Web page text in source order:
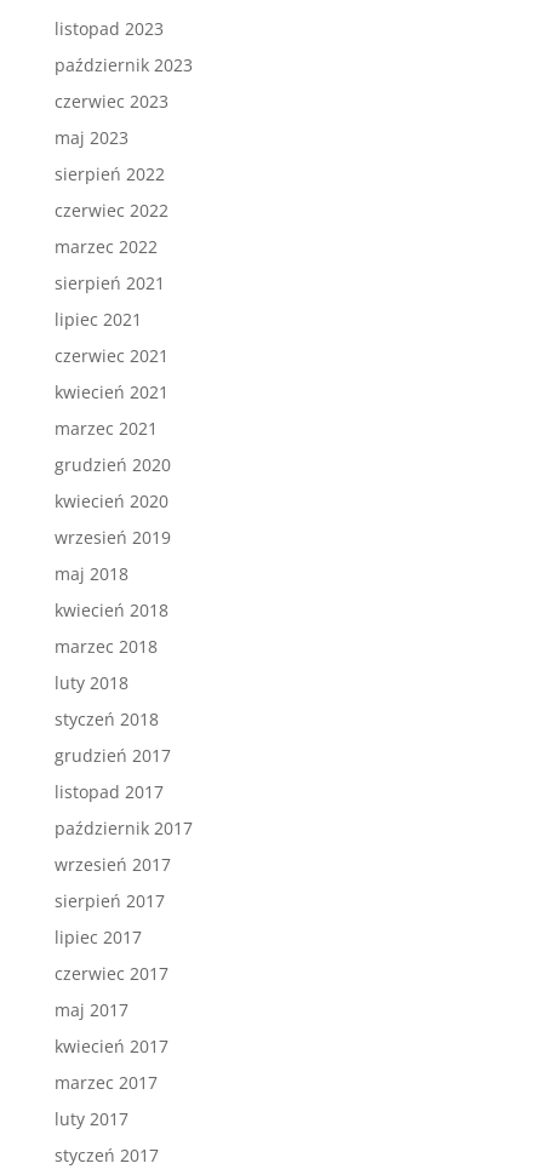
listopad 2023
październik 2023
czerwiec 2023
maj 2023
sierpień 2022
czerwiec 2022
marzec 2022
sierpień 2021
lipiec 2021
czerwiec 2021
kwiecień 2021
marzec 2021
grudzień 2020
kwiecień 2020
wrzesień 2019
maj 2018
kwiecień 2018
marzec 2018
luty 2018
styczeń 2018
grudzień 2017
listopad 2017
październik 2017
wrzesień 2017
sierpień 2017
lipiec 2017
czerwiec 2017
maj 2017
kwiecień 2017
marzec 2017
luty 2017
styczeń 2017